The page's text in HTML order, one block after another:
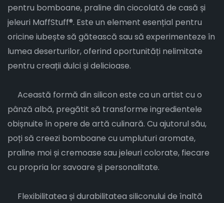
pentru bomboane, praline din ciocolată de casă și
jeleuri MaffStuff®. Este un element esențial pentru
oricine iubește să gătească sau să experimenteze în
lumea deserturilor, oferind oportunități nelimitate
pentru creații dulci și delicioase.
Această formă din silicon este ca un artist cu o
pânză albă, pregătit să transforme ingredientele
obișnuite în opere de artă culinară. Cu ajutorul său,
poți să creezi bomboane cu umpluturi aromate,
praline moi și cremoase sau jeleuri colorate, fiecare
cu propria lor savoare și personalitate.
Flexibilitatea și durabilitatea siliconului de înaltă